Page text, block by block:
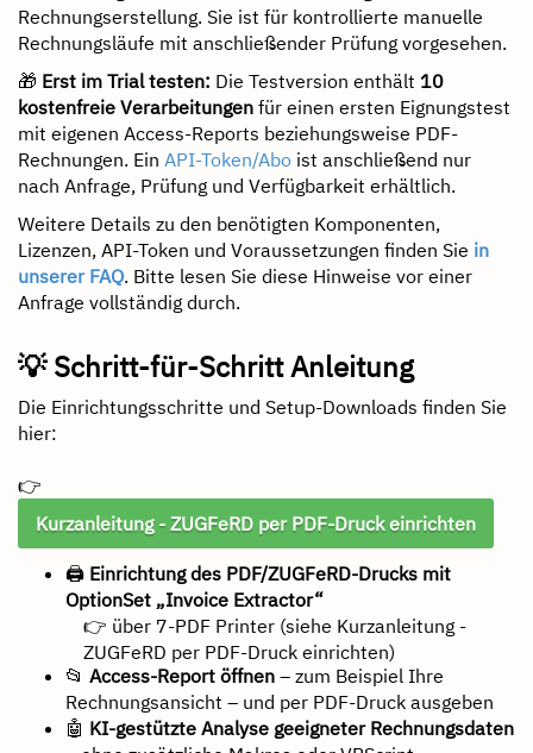
Rechnungserstellung. Sie ist für kontrollierte manuelle
Rechnungsläufe mit anschließender Prüfung vorgesehen.
🎁 Erst im Trial testen: Die Testversion enthält 10
kostenfreie Verarbeitungen für einen ersten Eignungstest
mit eigenen Access-Reports beziehungsweise PDF-
Rechnungen. Ein API-Token/Abo ist anschließend nur
nach Anfrage, Prüfung und Verfügbarkeit erhältlich.
Weitere Details zu den benötigten Komponenten,
Lizenzen, API-Token und Voraussetzungen finden Sie in
unserer FAQ. Bitte lesen Sie diese Hinweise vor einer
Anfrage vollständig durch.
💡 Schritt-für-Schritt Anleitung
Die Einrichtungsschritte und Setup-Downloads finden Sie
hier:
👉
Kurzanleitung - ZUGFeRD per PDF-Druck einrichten
🖨 Einrichtung des PDF/ZUGFeRD-Drucks mit
OptionSet „Invoice Extractor“
👉 über 7-PDF Printer (siehe Kurzanleitung -
ZUGFeRD per PDF-Druck einrichten)
📂 Access-Report öffnen – zum Beispiel Ihre
Rechnungsansicht – und per PDF-Druck ausgeben
🤖 KI-gestützte Analyse geeigneter Rechnungsdaten